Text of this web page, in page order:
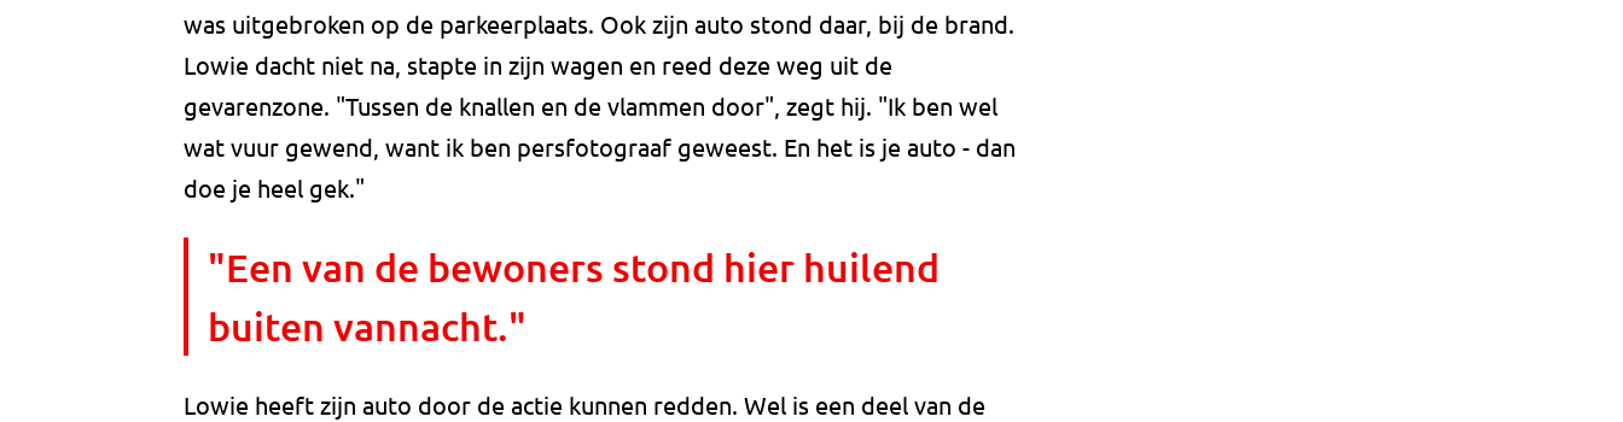
was uitgebroken op de parkeerplaats. Ook zijn auto stond daar, bij de brand.
Lowie dacht niet na, stapte in zijn wagen en reed deze weg uit de
gevarenzone. "Tussen de knallen en de vlammen door", zegt hij. "Ik ben wel
wat vuur gewend, want ik ben persfotograaf geweest. En het is je auto - dan
doe je heel gek."
"Een van de bewoners stond hier huilend
buiten vannacht."
Lowie heeft zijn auto door de actie kunnen redden. Wel is een deel van de